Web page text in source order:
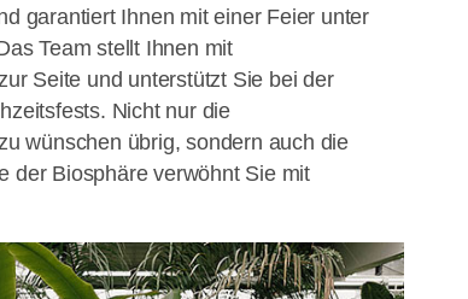
garantiert Ihnen mit einer Feier unter
Team stellt Ihnen mit
Seite und unterstützt Sie bei der
Nicht nur die
wünschen übrig, sondern auch die
der Biosphäre verwöhnt Sie mit